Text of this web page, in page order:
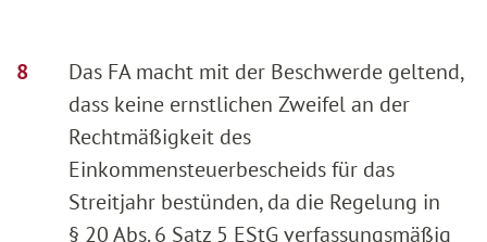
Das FA macht mit der Beschwerde geltend,
dass keine ernstlichen Zweifel an der
Rechtmäßigkeit des
Einkommensteuerbescheids für das
Streitjahr bestünden, da die Regelung in
§ 20 Abs. 6 Satz 5 EStG verfassungsmäßig